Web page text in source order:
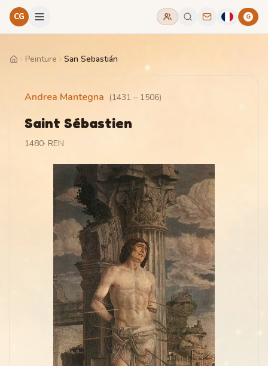
CG G
HomePeinture San Sebastián
Andrea Mantegna (1431 – 1506)
Saint Sébastien
1480· REN